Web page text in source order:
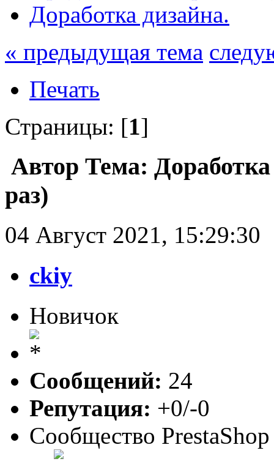
Доработка дизайна.
« предыдущая тема
Печать
Страницы: [1]
Автор Тема:
раз)
04 Август 2021, 15:29:30
ckiy
Новичок
Сообщений: 24
Репутация: +0/-0
Сообщество PrestaShop